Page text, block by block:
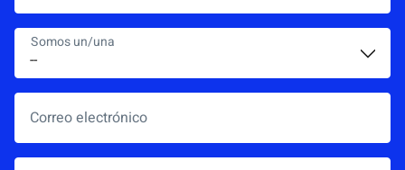
Somos un/una
Correo electrónico